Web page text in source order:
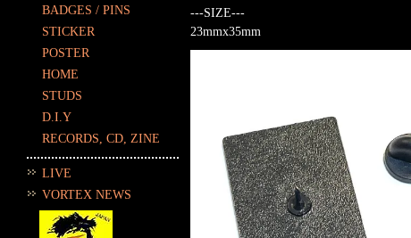
BADGES / PINS
STICKER
POSTER
HOME
STUDS
D.I.Y
RECORDS, CD, ZINE
LIVE
VORTEX NEWS
---SIZE---
23mmx35mm